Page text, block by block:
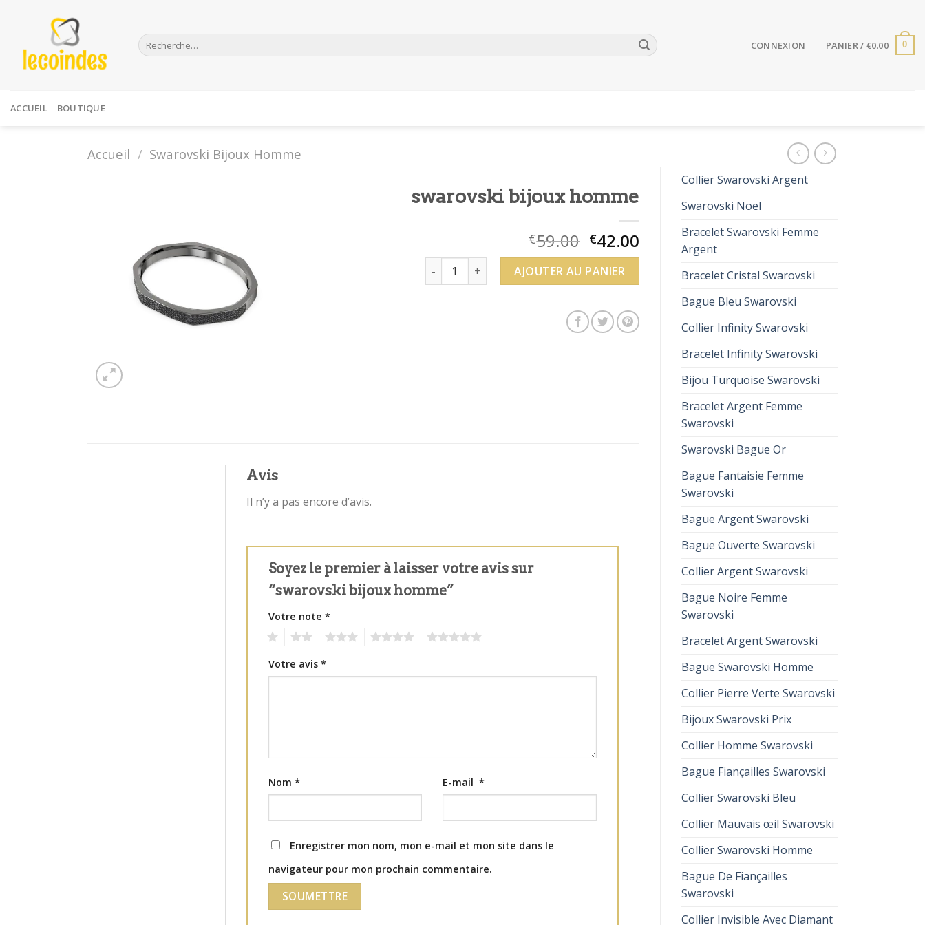
Recherche
pour :
CONNEXION PANIER / €0.00 0
ACCUEIL BOUTIQUE
Accueil / Swarovski Bijoux Homme
Collier Swarovski Argent
Swarovski Noel
Bracelet Swarovski Femme
Argent
Bracelet Cristal Swarovski
Bague Bleu Swarovski
Collier Infinity Swarovski
Bracelet Infinity Swarovski
Bijou Turquoise Swarovski
Bracelet Argent Femme
Swarovski
Swarovski Bague Or
Bague Fantaisie Femme
Swarovski
Bague Argent Swarovski
Bague Ouverte Swarovski
Collier Argent Swarovski
Bague Noire Femme
Swarovski
Bracelet Argent Swarovski
Bague Swarovski Homme
Collier Pierre Verte Swarovski
Bijoux Swarovski Prix
Collier Homme Swarovski
Bague Fiançailles Swarovski
Collier Swarovski Bleu
Collier Mauvais œil Swarovski
Collier Swarovski Homme
Bague De Fiançailles
Swarovski
Collier Invisible Avec Diamant
swarovski bijoux homme
€59.00 €42.00
quantité de swarovski bijoux homme
AJOUTER AU PANIER
Avis
Il n’y a pas encore d’avis.
Soyez le premier à laisser votre avis sur
“swarovski bijoux homme”
Votre note*
Votre avis*
Nom* E-mail*
Enregistrer mon nom, mon e-mail et mon site dans le
navigateur pour mon prochain commentaire.